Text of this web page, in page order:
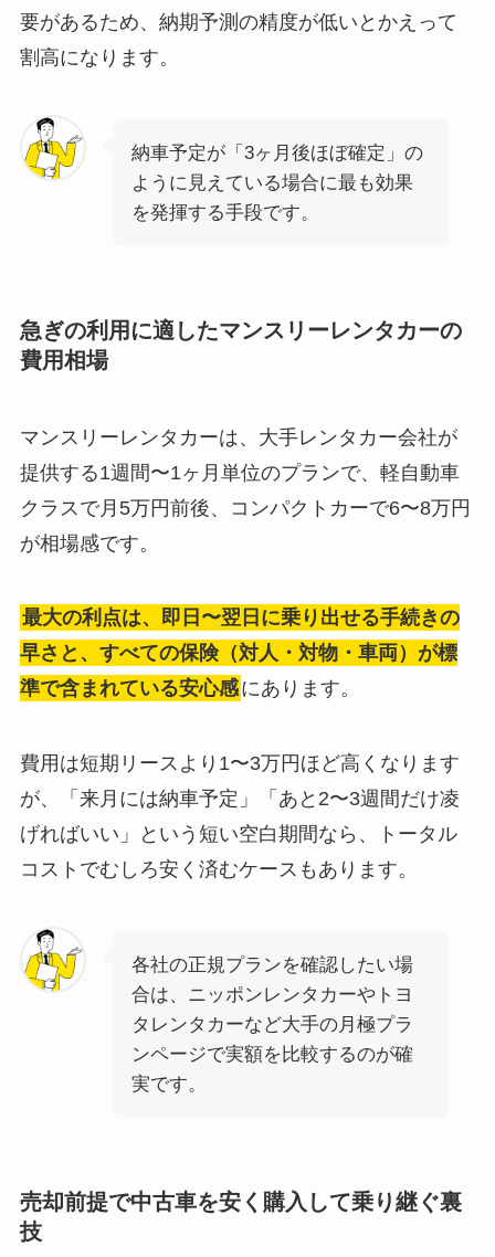
要があるため、納期予測の精度が低いとかえって
割高になります。
納車予定が「3ヶ月後ほぼ確定」の
ように見えている場合に最も効果
を発揮する手段です。
急ぎの利用に適したマンスリーレンタカーの
費用相場
マンスリーレンタカーは、大手レンタカー会社が
提供する1週間〜1ヶ月単位のプランで、軽自動車
クラスで月5万円前後、コンパクトカーで6〜8万円
が相場感です。
最大の利点は、即日〜翌日に乗り出せる手続きの
早さと、すべての保険（対人・対物・車両）が標
準で含まれている安心感にあります。
費用は短期リースより1〜3万円ほど高くなります
が、「来月には納車予定」「あと2〜3週間だけ凌
げればいい」という短い空白期間なら、トータル
コストでむしろ安く済むケースもあります。
各社の正規プランを確認したい場
合は、ニッポンレンタカーやトヨ
タレンタカーなど大手の月極プラ
ンページで実額を比較するのが確
実です。
売却前提で中古車を安く購入して乗り継ぐ裏
技